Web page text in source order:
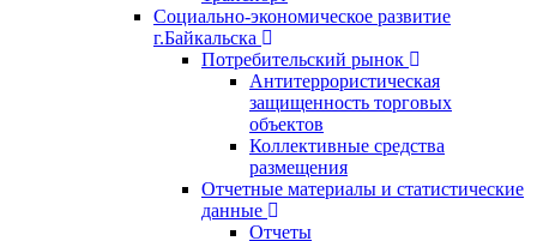
Социально-экономическое развитие
г.Байкальска
Потребительский рынок
Антитеррористическая
защищенность торговых
объектов
Коллективные средства
размещения
Отчетные материалы и статистические
данные
Отчеты